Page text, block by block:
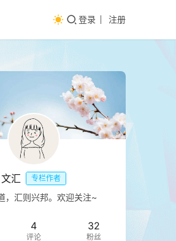
登录 注册
文汇 专栏作者
，汇则兴邦。欢迎关注~
4
评论
32
粉丝